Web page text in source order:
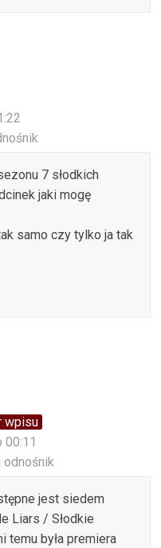
7 słodkich
jaki mogę
samo czy tylko ja tak
wpisu
00:11
jest siedem
Liars / Słodkie
temu była premiera